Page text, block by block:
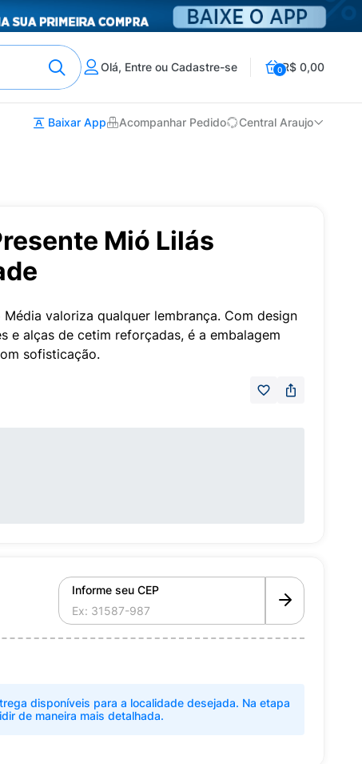
Olá, Entre ou Cadastre-se 0R$ 0,00
Baixar App Acompanhar Pedido Central Araujo
Mió Lilás
valoriza qualquer lembrança. Com design
e alças de cetim reforçadas, é a embalagem
sofisticação.
Informe seu CEP
disponíveis para a localidade desejada. Na etapa
de maneira mais detalhada.